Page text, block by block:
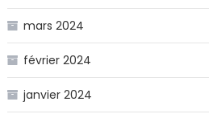
mars 2024
février 2024
janvier 2024